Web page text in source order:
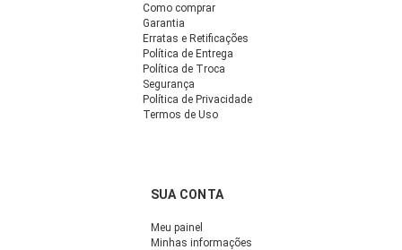
Como comprar
Garantia
Erratas e Retificações
Política de Entrega
Política de Troca
Segurança
Política de Privacidade
Termos de Uso
SUA CONTA
Meu painel
Minhas informações